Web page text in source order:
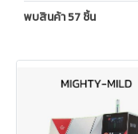
พบสินค้า 57 ชิ้น